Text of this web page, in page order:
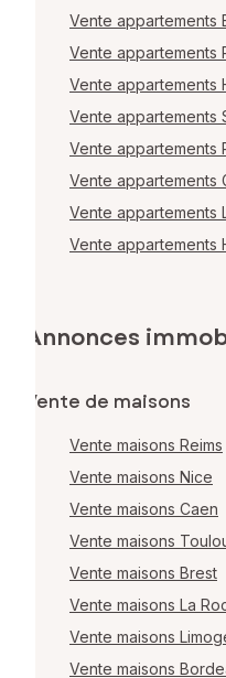
Vente appartements
Vente appartements
Vente appartements
Vente appartements
Vente appartements
Vente appartements
Vente appartements
Vente appartements
Annonces
Vente de maisons
Vente maisons Reims
Vente maisons Nice
Vente maisons Caen
Vente maisons
Vente maisons Brest
Vente maisons La
Vente maisons
Vente maisons